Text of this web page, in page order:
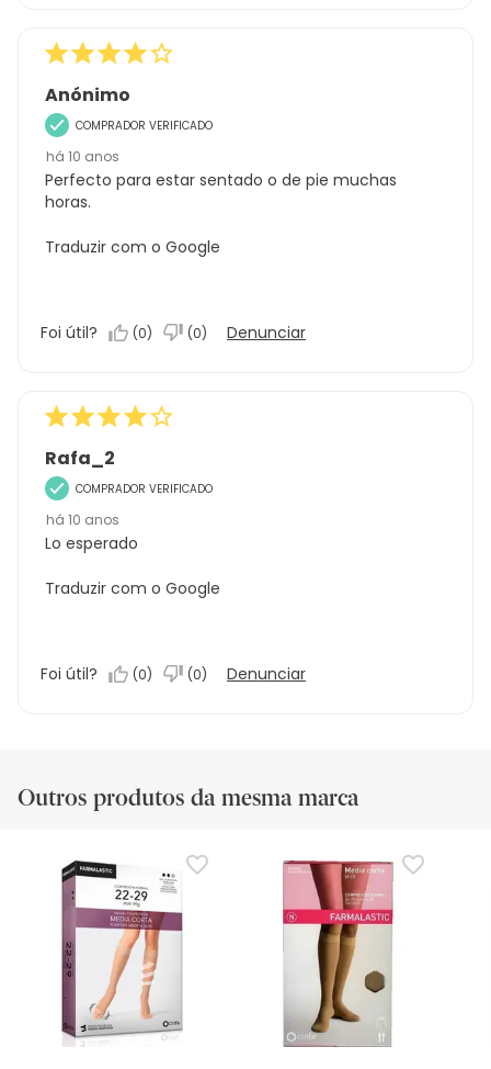
Anónimo
COMPRADOR VERIFICADO
há 10 anos
Perfecto para estar sentado o de pie muchas
horas.
Traduzir com o Google
Foi útil? (0) (0) Denunciar
Rafa_2
COMPRADOR VERIFICADO
há 10 anos
Lo esperado
Traduzir com o Google
Foi útil? (0) (0) Denunciar
Outros produtos da mesma marca